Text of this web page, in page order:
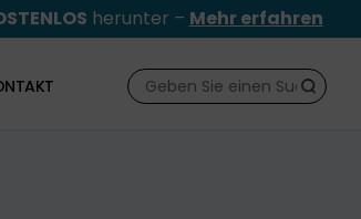
herunter – Mehr erfahren
Suche